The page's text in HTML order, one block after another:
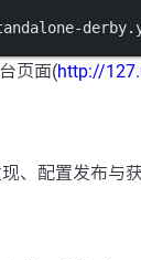
-
页面(http://
、配置发布与